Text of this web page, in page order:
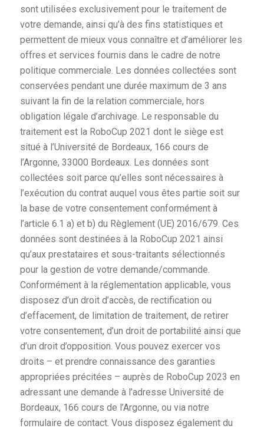
sont utilisées exclusivement pour le traitement de
votre demande, ainsi qu’à des fins statistiques et
permettent de mieux vous connaître et d’améliorer les
offres et services fournis dans le cadre de notre
politique commerciale. Les données collectées sont
conservées pendant une durée maximum de 3 ans
suivant la fin de la relation commerciale, hors
obligation légale d’archivage. Le responsable du
traitement est la RoboCup 2021 dont le siège est
situé à l’Université de Bordeaux, 166 cours de
l’Argonne, 33000 Bordeaux. Les données sont
collectées soit parce qu’elles sont nécessaires à
l’exécution du contrat auquel vous êtes partie soit sur
la base de votre consentement conformément à
l’article 6.1 a) et b) du Règlement (UE) 2016/679. Ces
données sont destinées à la RoboCup 2021 ainsi
qu’aux prestataires et sous-traitants sélectionnés
pour la gestion de votre demande/commande.
Conformément à la réglementation applicable, vous
disposez d’un droit d’accès, de rectification ou
d’effacement, de limitation de traitement, de retirer
votre consentement, d’un droit de portabilité ainsi que
d’un droit d’opposition. Vous pouvez exercer vos
droits – et prendre connaissance des garanties
appropriées précitées – auprès de RoboCup 2023 en
adressant une demande à l’adresse Université de
Bordeaux, 166 cours de l’Argonne, ou via notre
formulaire de contact. Vous disposez également du